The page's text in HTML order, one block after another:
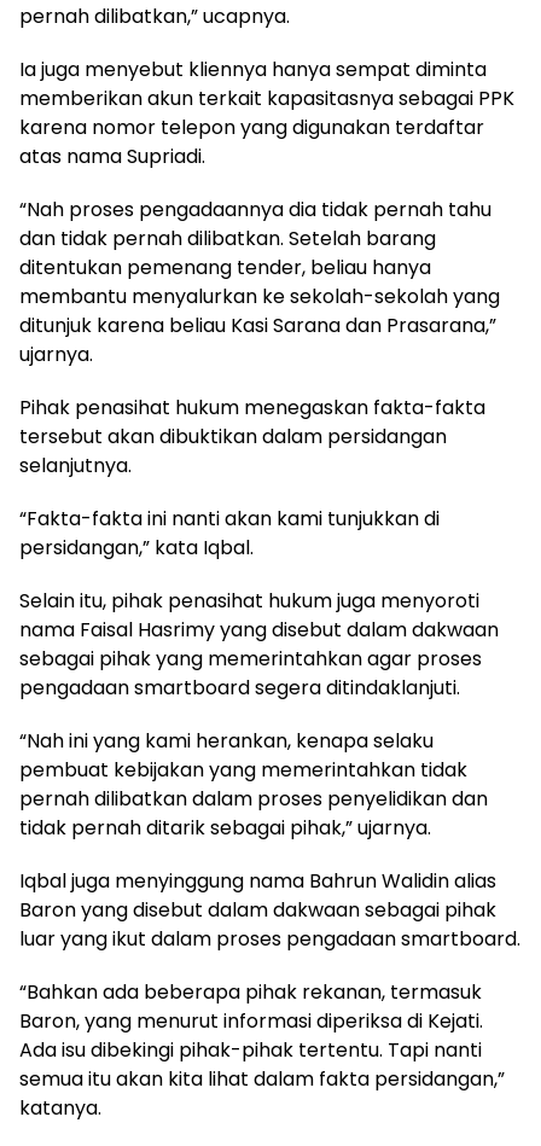
pernah dilibatkan,” ucapnya.
Ia juga menyebut kliennya hanya sempat diminta
memberikan akun terkait kapasitasnya sebagai PPK
karena nomor telepon yang digunakan terdaftar
atas nama Supriadi.
“Nah proses pengadaannya dia tidak pernah tahu
dan tidak pernah dilibatkan. Setelah barang
ditentukan pemenang tender, beliau hanya
membantu menyalurkan ke sekolah-sekolah yang
ditunjuk karena beliau Kasi Sarana dan Prasarana,”
ujarnya.
Pihak penasihat hukum menegaskan fakta-fakta
tersebut akan dibuktikan dalam persidangan
selanjutnya.
“Fakta-fakta ini nanti akan kami tunjukkan di
persidangan,” kata Iqbal.
Selain itu, pihak penasihat hukum juga menyoroti
nama Faisal Hasrimy yang disebut dalam dakwaan
sebagai pihak yang memerintahkan agar proses
pengadaan smartboard segera ditindaklanjuti.
“Nah ini yang kami herankan, kenapa selaku
pembuat kebijakan yang memerintahkan tidak
pernah dilibatkan dalam proses penyelidikan dan
tidak pernah ditarik sebagai pihak,” ujarnya.
Iqbal juga menyinggung nama Bahrun Walidin alias
Baron yang disebut dalam dakwaan sebagai pihak
luar yang ikut dalam proses pengadaan smartboard.
“Bahkan ada beberapa pihak rekanan, termasuk
Baron, yang menurut informasi diperiksa di Kejati.
Ada isu dibekingi pihak-pihak tertentu. Tapi nanti
semua itu akan kita lihat dalam fakta persidangan,”
katanya.